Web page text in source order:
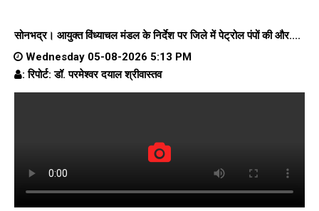
सोनभद्र। आयुक्त विंध्याचल मंडल के निर्देश पर जिले में पेट्रोल पंपों की और....
Wednesday 05-08-2026 5:13 PM
: रिपोर्ट: डॉ. परमेश्वर दयाल श्रीवास्तव